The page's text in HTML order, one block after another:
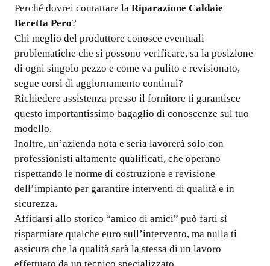
Perché dovrei contattare la Riparazione Caldaie
Beretta Pero?
Chi meglio del produttore conosce eventuali
problematiche che si possono verificare, sa la posizione
di ogni singolo pezzo e come va pulito e revisionato,
segue corsi di aggiornamento continui?
Richiedere assistenza presso il fornitore ti garantisce
questo importantissimo bagaglio di conoscenze sul tuo
modello.
Inoltre, un’azienda nota e seria lavorerà solo con
professionisti altamente qualificati, che operano
rispettando le norme di costruzione e revisione
dell’impianto per garantire interventi di qualità e in
sicurezza.
Affidarsi allo storico “amico di amici” può farti sì
risparmiare qualche euro sull’intervento, ma nulla ti
assicura che la qualità sarà la stessa di un lavoro
effettuato da un tecnico specializzato.